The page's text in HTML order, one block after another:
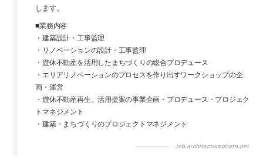
します。
■業務内容
・建築設計・工事監理
・リノベーションの設計・工事監理
・遊休不動産を活用したまちづくりの総合プロデュース
・エリアリノベーションのプロセスを作り出すワークショップの企
画・運営
・遊休不動産再生、活用提案の事業企画・プロデュース・プロジェク
トマネジメント
・建築・まちづくりのプロジェクトマネジメント
job.architecturephoto.net